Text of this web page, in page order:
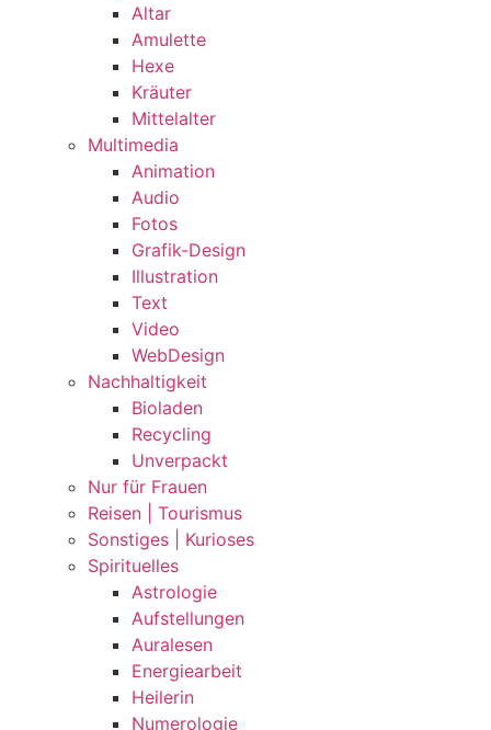
Altar
Amulette
Hexe
Kräuter
Mittelalter
Multimedia
Animation
Audio
Fotos
Grafik-Design
Illustration
Text
Video
WebDesign
Nachhaltigkeit
Bioladen
Recycling
Unverpackt
Nur für Frauen
Reisen | Tourismus
Sonstiges | Kurioses
Spirituelles
Astrologie
Aufstellungen
Auralesen
Energiearbeit
Heilerin
Numerologie